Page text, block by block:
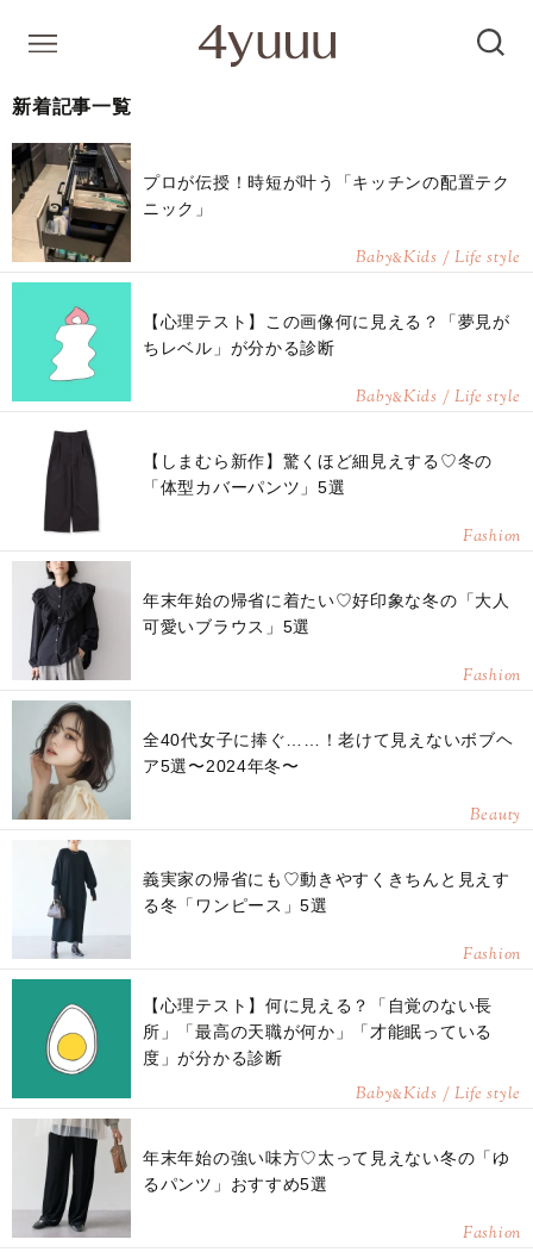
新着記事一覧
プロが伝授！時短が叶う「キッチンの配置テク
ニック」
Baby&Kids / Life style
【心理テスト】この画像何に見える？「夢見が
ちレベル」が分かる診断
Baby&Kids / Life style
【しまむら新作】驚くほど細見えする♡冬の
「体型カバーパンツ」5選
Fashion
年末年始の帰省に着たい♡好印象な冬の「大人
可愛いブラウス」5選
Fashion
全40代女子に捧ぐ……！老けて見えないボブヘ
ア5選〜2024年冬〜
Beauty
義実家の帰省にも♡動きやすくきちんと見えす
る冬「ワンピース」5選
Fashion
【心理テスト】何に見える？「自覚のない長
所」「最高の天職が何か」「才能眠っている
度」が分かる診断
Baby&Kids / Life style
年末年始の強い味方♡太って見えない冬の「ゆ
るパンツ」おすすめ5選
Fashion